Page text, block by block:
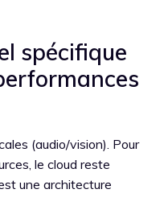
spécifique
(audio/vision). Pour
le cloud reste
une architecture